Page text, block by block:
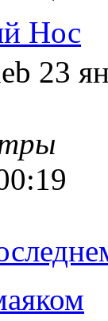
Нос
23